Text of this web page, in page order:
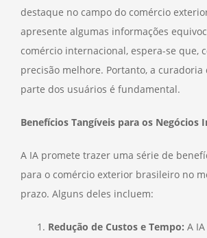
destaque no campo do comércio
apresente algumas informações
comércio internacional, espera-se que,
precisão melhore. Portanto, a
parte dos usuários é fundamental.
Benefícios Tangíveis para os Negócios
A IA promete trazer uma série de
para o comércio exterior brasileiro no
prazo. Alguns deles incluem:
Redução de Custos e Tempo: A